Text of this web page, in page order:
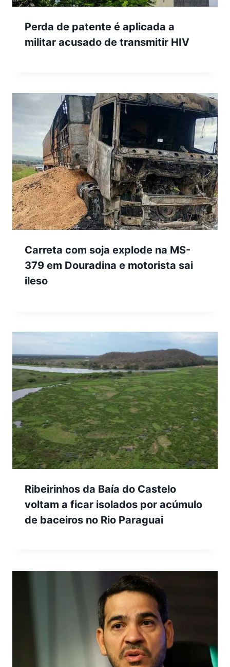
Perda de patente é aplicada a
militar acusado de transmitir HIV
Carreta com soja explode na MS-
379 em Douradina e motorista sai
ileso
Ribeirinhos da Baía do Castelo
voltam a ficar isolados por acúmulo
de baceiros no Rio Paraguai